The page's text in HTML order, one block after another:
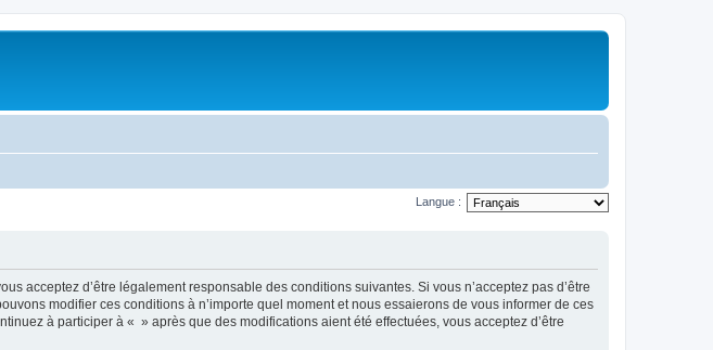
Langue :
acceptez d’être légalement responsable des conditions suivantes. Si vous n’acceptez pas d’être
modifier ces conditions à n’importe quel moment et nous essaierons de vous informer de ces
à participer à « » après que des modifications aient été effectuées, vous acceptez d’être